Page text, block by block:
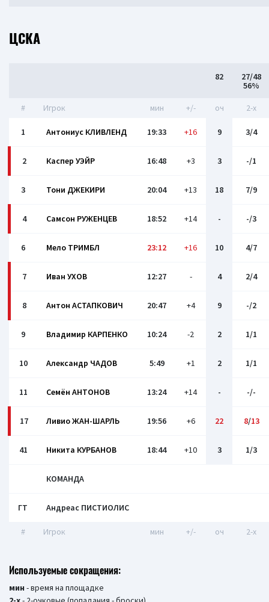
ЦСКА
82
27/48
56%
# Игрок мин +/- оч 2-x
1 Антониус КЛИВЛЕНД 19:33 +16 9 3/4
2 Каспер УЭЙР 16:48 +3 3 -/1
3 Тони ДЖЕКИРИ 20:04 +13 18 7/9
4 Самсон РУЖЕНЦЕВ 18:52 +14 - -/3
6 Мело ТРИМБЛ 23:12 +16 10 4/7
7 Иван УХОВ 12:27 - 4 2/4
8 Антон АСТАПКОВИЧ 20:47 +4 9 -/2
9 Владимир КАРПЕНКО 10:24 -2 2 1/1
10 Александр ЧАДОВ 5:49 +1 2 1/1
11 Семён АНТОНОВ 13:24 +14 - -/-
17 Ливио ЖАН-ШАРЛЬ 19:56 +6 22 8/13
41 Никита КУРБАНОВ 18:44 +10 3 1/3
КОМАНДА
ГТ Андреас ПИСТИОЛИС
# Игрок мин +/- оч 2-x
Используемые сокращения:
мин - время на площадке